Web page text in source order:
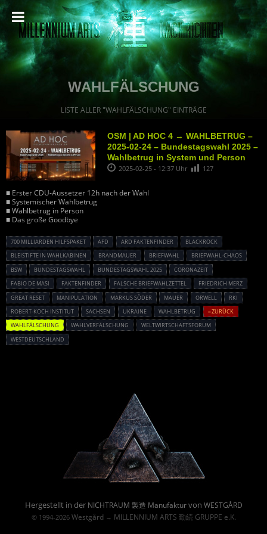
WAHLFÄLSCHUNG
LISTE ALLER "WAHLFÄLSCHUNG" EINTRÄGE
OSM | AD HOC 4 → WAHLBETRUG –
2025-02-24 – Bundestagswahl 2025 –
Wahlbetrug in System und Person
2025-02-25 - 12:37 Uhr 127
■ Erster CDU-Aussetzer 12h nach der Wahl
■ Systemischer Wahlbetrug
■ Wahlbetrug in Person
■ Das große Goodbye
700 MILLIARDEN HILFSPAKET AFD ARD FAKTENFINDER
BLACKROCK
BLEISTIFTE IN WAHLKABINEN
BRANDMAUER BRIEFWAHL
BRIEFWAHL-CHAOS
BSW
BUNDESTAGSWAHL BUNDESTAGSWAHL 2025
CORONAZEIT
FABIO DE MASI
FAKTENFINDER FALSCHE BRIEFWAHLZETTEL
FRIEDRICH MERZ
GREAT RESET
MANIPULATION MARKUS SÖDER MAUER ORWELL
RKI
ROBERT-KOCH INSTITUT
SACHSEN UKRAINE WAHLBETRUG
« ZURÜCK
WAHLFÄLSCHUNG
WAHLVERFÄLSCHUNG
WELTWIRTSCHAFTSFORUM
WESTDEUTSCHLAND
Hergestellt in der NICHTRAUM 製造 Manufakturvon WESTGÅRD
© 1994-2026 Westgård→ MILLENNIUM ARTS 勤続 GRUPPE e.K.
Powered By :